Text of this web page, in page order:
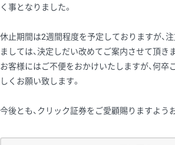
く事となりました。
休止期間は2週間程度を予定しておりますが、
ましては、決定しだい改めてご案内させて頂きま
お客様にはご不便をおかけいたしますが、何卒
しくお願い致します。
今後とも、クリック証券をご愛顧賜りますよう